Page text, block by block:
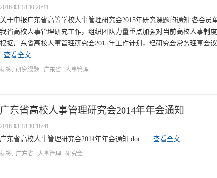
2016-03-18 10:20:11
关于申报广东省高等学校人事管理研究会2015年研究课题的通知 各
我省高校人事管理研究工作，组织团队力量重点加强对当前高校人事制
根据广东省高校人事管理研究会2015年工作计划，经研究会常务理事会
查看全文
标签: 研究课题 广东省 人事管理
广东省高校人事管理研究会2014年年会通知
2016-03-18 10:18:41
广东省高校人事管理研究会2014年年会通知.doc… 查看全文
标签: 广东省 人事管理 研究会